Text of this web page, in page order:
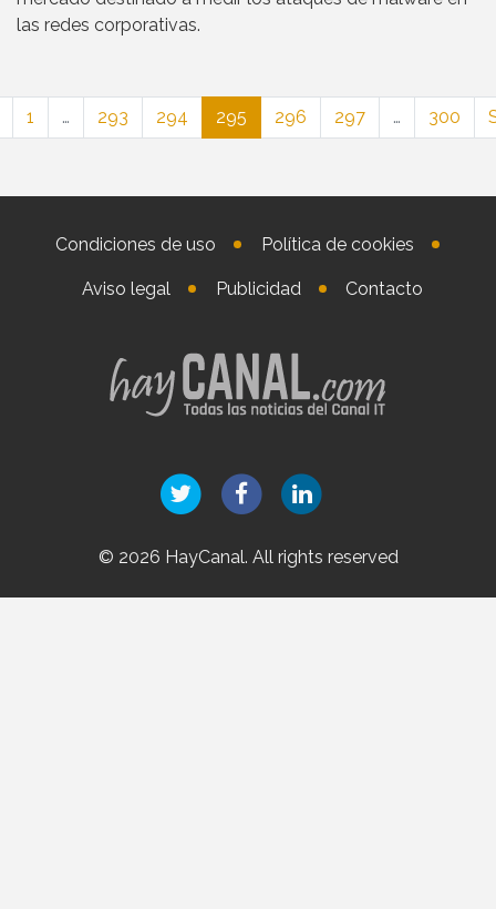
las redes corporativas.
1 … 293 294 295 296 297 … 300
Condiciones de uso Política de cookies
Aviso legal Publicidad Contacto
© 2026 HayCanal. All rights reserved